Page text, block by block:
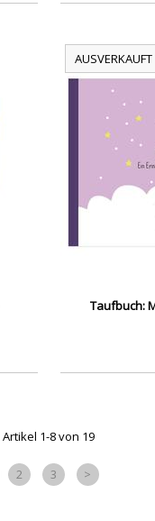
AUSVERKAUFT
Taufbuch:
Artikel 1-8 von 19
2 3 >